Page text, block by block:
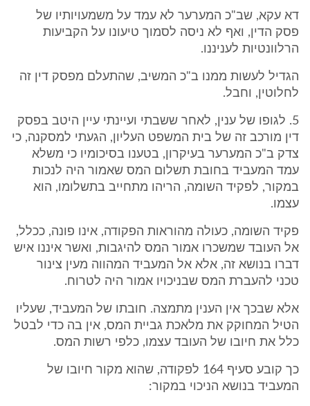
דא עקא, שב"כ המערער לא עמד על משמעויותיו של
פסק הדין, ואף לא ניסה לסמוך טיעונו על הקביעות
הרלוונטיות לעניננו.
הגדיל לעשות ממנו ב"כ המשיב, שהתעלם מפסק דין זה
לחלוטין, וחבל.
5. לגופו של ענין, לאחר ששבתי ועיינתי עיין היטב בפסק
דין מורכב זה של בית המשפט העליון, הגעתי למסקנה, כי
צדק ב"כ המערער בעיקרון, בטענו בסיכומיו כי משלא
עמד המעביד בחובת תשלום המס שאמור היה לנכות
במקור, לפקיד השומה, הריהו מתחייב בתשלומו, הוא
עצמו.
פקיד השומה, כעולה מהוראות הפקודה, אינו פונה, ככלל,
אל העובד שמשכרו אמור המס להיגבות, ואשר איננו איש
דברו בנושא זה, אלא אל המעביד המהווה מעין צינור
טכני להעברת המס שבניכויו אמור היה לטרוח.
אלא שבכך אין הענין מתמצה. חובתו של המעביד, שעליו
הטיל המחוקק את מלאכת גביית המס, אין בה כדי לבטל
כלל את חיובו של העובד עצמו, כלפי רשות המס.
כך קובע סעיף 164 לפקודה, שהוא מקור חיובו של
המעביד בנושא הניכוי במקור: